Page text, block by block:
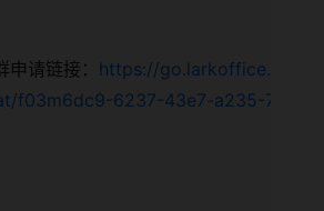
申请链接： https://go.larkoffice.com/
f03m6dc9-6237-43e7-a235-